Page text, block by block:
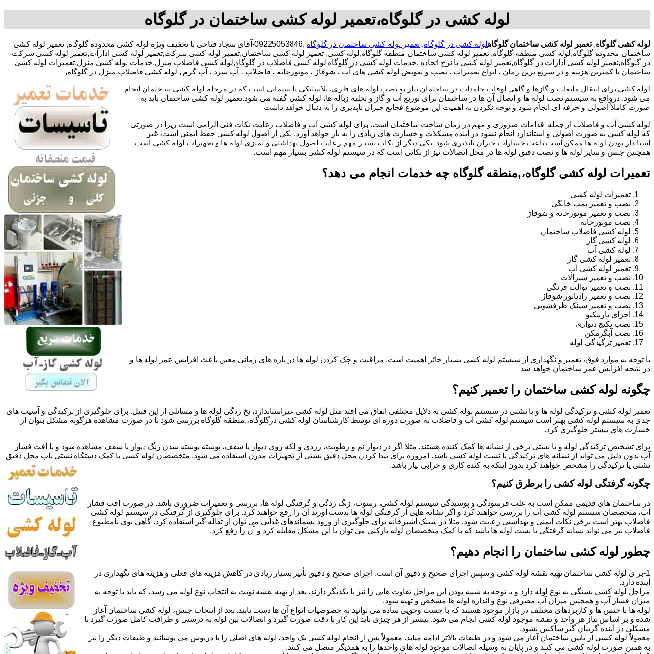
لوله کشی در گلوگاه،تعمیر لوله کشی ساختمان در گلوگاه
لوله کشی گلوگاه,تعمیر لوله کشی ساختمان گلوگاهلوله کشی در گلوگاه, تعمیر لوله کشی ساختمان در گلوگاه
,09225053846-آقای سجاد فتاحی با تخفیف ویژه لوله کشی محدوده گلوگاه, تعمیر لوله کشی
ساختمان محدوده گلوگاه,لوله کشی منطقه گلوگاه, تعمیر لوله کشی ساختمان منطقه گلوگاه,لوله کشی, تعمیر لوله کشی ساختمان,تعمیر لوله کشی شرکت,تعمیر لوله کشی ادارات,تعمیر لوله کشی شرکت
در گلوگاه,تعمیر لوله کشی ادارات در گلوگاه,تعمیر لوله کشی با نرخ اتحاده ,خدمات لوله کشی در گلوگاه,لوله کشی فاضلاب در گلوگاه,لوله کشی فاضلاب منزل,خدمات لوله کشی منزل,تعمیرات لوله کشی
ساختمان با کمترین هزینه و در سریع ترین زمان ، انواع تعمیرات ، نصب و تعویض لوله کشی های آب ، شوفاژ ، موتورخانه ، فاضلاب ، آب سرد ، آب گرم , لوله کشی فاضلاب منزل در گلوگاه,
لوله کشی برای انتقال مایعات و گازها و گاهی اوقات جامدات در ساختمان نیاز به نصب لوله های فلزی، پلاستیکی یا سیمانی است که در مرحله لوله کشی ساختمان انجام
می شود. درواقع به سیستم نصب لوله ها و اتصال آن ها در ساختمان برای توزیع آب و گاز و تخلیه زباله ها، لوله کشی گفته می شود.تعمیر لوله کشی ساختمان باید به
صورت کاملاً اصولی و حرفه ای انجام شود و توجه نکردن به اهمیت این موضوع فجایع جبران ناپذیری را به دنبال خواهد داشت
لوله کشی آب و فاضلاب از جمله اقدامات ضروری و مهم در زمان ساخت ساختمان است. برای لوله کشی آب و فاضلاب رعایت نکات فنی الزامی است زیرا در صورتی
که لوله کشی به صورت اصولی و استاندارد انجام نشود در آینده مشکلات و خسارت های زیادی را به بار خواهد آورد. یکی از اصول لوله کشی حفظ ایمنی است، غیر
استاندار بودن لوله ها ممکن است باعث خسارات جبران ناپذیری شود. یکی دیگر از نکات بسیار مهم رعایت اصول بهداشتی و تمیزی لوله ها و تجهیزات لوله کشی است.
همچنین جنس و سایز لوله ها و نصب دقیق لوله ها در محل اتصالات نیز از نکاتی است که در سیستم لوله کشی بسیار مهم است.
تعمیرات لوله کشی گلوگاه،,منطقه گلوگاه چه خدمات انجام می دهد؟
تعمیرات لوله کشی
نصب و تعمیر پمپ خانگی
نصب و تعمیر موتورخانه و شوفاژ
نصب موتورخانه
لوله کشی فاضلاب ساختمان
لوله کشی گاز
لوله کشی آب
تعمیر لوله کشی گاز
تعمیر لوله کشی آب
نصب و تعمیر شیرآلات
نصب و تعمیر توالت فرنگی
نصب و تعمیر رادیاتور شوفاژ
نصب و تعمیر سینک ظرفشویی
اجرای باربیکیو
نصب پکیج دیواری
نصب آبگرمکن
تعمیر ترگیدگی لوله
با توجه به موارد فوق، تعمیر و نگهداری از سیستم لوله کشی بسیار حائز اهمیت است. مراقبت و چک کردن لوله ها در بازه های زمانی معین باعث افزایش عمر لوله ها و
در نتیجه افزایش عمر ساختمان خواهد شد
چگونه لوله کشی ساختمان را تعمیر کنیم؟
تعمیر لوله کشی و ترکیدگی لوله ها و یا نشتی در سیستم لوله کشی به دلایل مختلفی اتفاق می افتد مثل لوله کشی غیراستاندارد، یخ زدگی لوله ها و مسائلی از این قبیل. برای جلوگیری از ترکیدگی و آسیب های
جدی به سیستم لوله کشی بهتر است سیستم لوله کشی آب و فاضلاب به صورت دوره ای توسط کارشناسان لوله کشی درگلوگاه،,منطقه گلوگاه بررسی شود تا در صورت مشاهده هرگونه مشکل بتوان از
خسارت های بیشتر جلوگیری کرد.
برای تشخیص ترکیدگی لوله و یا نشتی برخی از نشانه ها کمک کننده هستند. مثلا اگر در دیوار نم و رطوبت، زردی و لکه روی دیوار یا سقف، پوسته پوسته شدن رنگ دیوار یا سقف مشاهده شود و یا افت فشار
آب بدون دلیل می تواند از نشانه های ترکیدگی یا نشت لوله کشی باشد. امروزه برای پیدا کردن محل دقیق نشتی از تجهیزات مدرن استفاده می شود. متخصصان لوله کشی با کمک دستگاه نشتی یاب محل دقیق
نشتی یا ترکیدگی را مشخص خواهند کرد بدون اینکه به کنده کاری و خرابی نیاز باشد.
چگونه گرفتگی لوله کشی را برطرق کنیم؟
در ساختمان های قدیمی ممکن است به علت فرسودگی و پوسیدگی سیستم لوله کشی، رسوب، زنگ زدگی و گرفتگی لوله ها، بررسی و تعمیرات ضروری باشد. در صورت افت فشار
آب، متخصصان سیستم لوله کشی آب را بررسی خواهند کرد و اگر نشانه هایی از گرفتگی لوله ها بدست آورند آن را رفع خواهند کرد. برای جلوگیری از گرفتگی در سیستم لوله کشی
فاضلاب بهتر است برخی نکات ایمنی و بهداشتی رعایت شود. مثلا در سینک آشپزخانه برای جلوگیری از ورود پسماندهای غذایی می توان از تفاله گیر استفاده کرد. گاهی بوی نامطبوع
فاضلاب نیز می تواند نشانه گرفتگی یا نشت لوله ها باشد که با کمک متخصصان لوله بازکنی می توان با این مشکل مقابله کرد و آن را رفع کرد.
چطور لوله کشی ساختمان را انجام دهیم؟
1-برای لوله کشی ساختمان تهیه نقشه لوله کشی و سپس اجرای صحیح و دقیق آن است. اجرای صحیح و دقیق تأثیر بسیار زیادی در کاهش هزینه های فعلی و هزینه های نگهداری در
آینده دارد.
مراحل لوله کشی بستگی به نوع لوله دارد و با توجه به شبیه بودن این مراحل تفاوت هایی را نیز با یکدیگر دارند. بعد از تهیه نقشه نوبت به انتخاب نوع لوله می رسد، که باید با توجه به
میزان فشار آب و همچنین میزان آب مصرفی نوع و اندازه لوله ها مشخص و تهیه شود.
لوله ها با جنس ها و کاربردهای مختلف در بازار موجود هستند که با جست وجویی ساده می توانید به خصوصیات انواع آن ها دست یابید. بعد از انتخاب جنس، لوله کشی ساختمان آغاز
شده و بر اساس نیاز هر واحد و نقشه موجود لوله کشی انجام می شود. بیشتر از هر چیزی باید این کار با دقت صورت گیرد و اتصالات بین لوله به درستی و ظرافت کامل صورت گیرد تا
مشکلی در آینده گریبان گیر ساکنین نشود.
معمولاً لوله کشی از پایین ساختمان آغاز می شود و در طبقات بالاتر ادامه میابد. معمولاً پس از انجام لوله کشی یک واحد، لوله های اصلی را با درپوش می پوشانند و طبقات دیگر را نیز
به همین صورت لوله کشی می کنند و در پایان به وسیله اتصالات موجود لوله های واحدها را به همدیگر متصل می کنند.